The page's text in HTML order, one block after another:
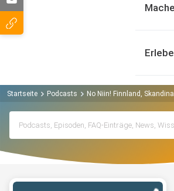
Startseite Podcasts No Niin! Finnland,